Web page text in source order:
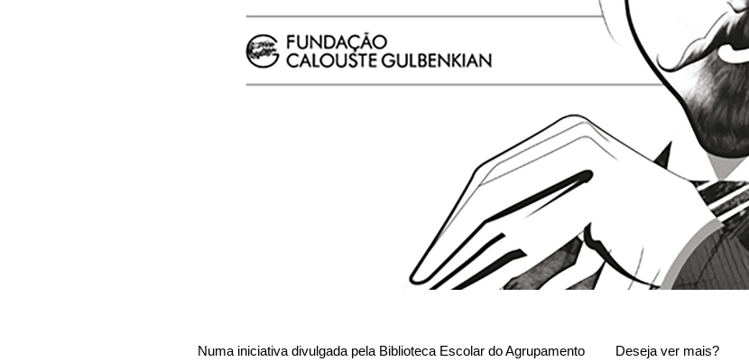
Numa iniciativa divulgada pela Biblioteca Escolar do Agrupamento
Deseja ver mais?